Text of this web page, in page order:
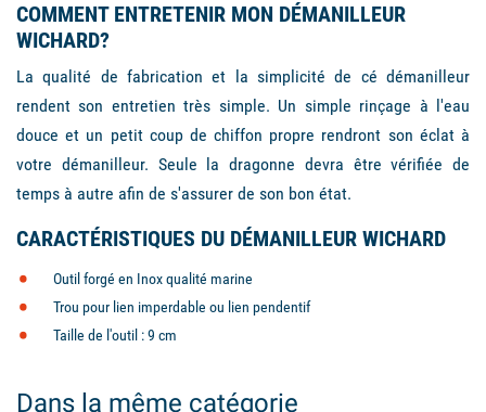
COMMENT ENTRETENIR MON DÉMANILLEUR
WICHARD?
La qualité de fabrication et la simplicité de cé démanilleur
rendent son entretien très simple. Un simple rinçage à l'eau
douce et un petit coup de chiffon propre rendront son éclat à
votre démanilleur. Seule la dragonne devra être vérifiée de
temps à autre afin de s'assurer de son bon état.
CARACTÉRISTIQUES DU DÉMANILLEUR WICHARD
Outil forgé en Inox qualité marine
Trou pour lien imperdable ou lien pendentif
Taille de l'outil : 9 cm
Dans la même catégorie